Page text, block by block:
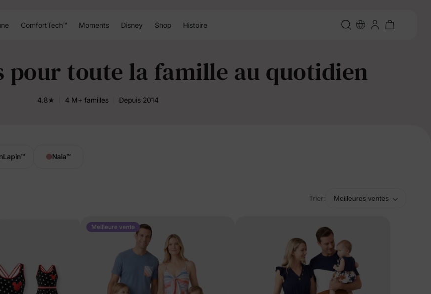
ComfortTech™ Moments Disney Shop Histoire
pour toute la famille au quotidien
4.8★ 4 M+ familles Depuis 2014
™ Naia™
Trier: Meilleures ventes
Meilleure vente